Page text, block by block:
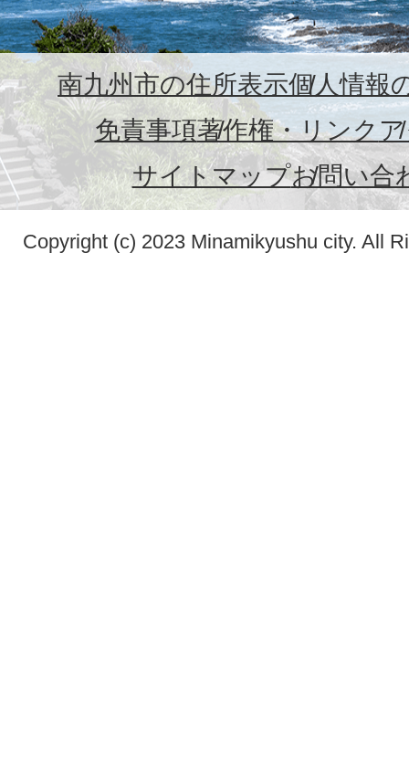
南九州市の住所表示個人情報
免責事項著作権・リンク
サイトマップお問い合
Copyright (c) 2023 Minamikyushu city. All